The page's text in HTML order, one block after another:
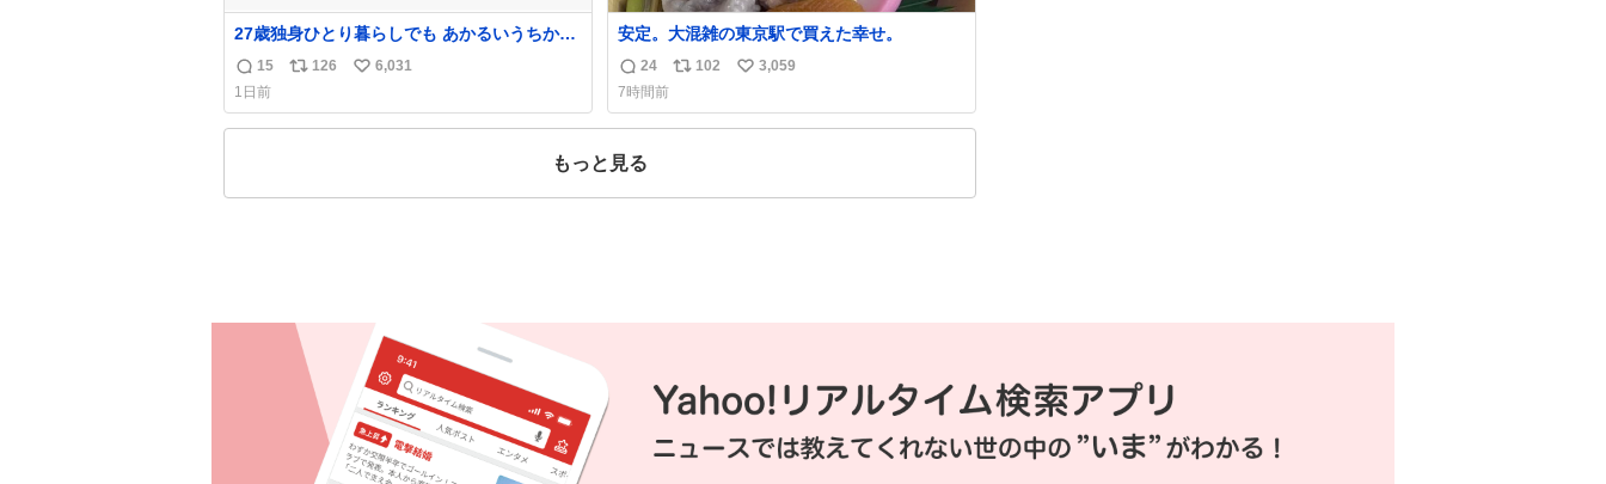
27歳独身ひとり暮らしでも あかるいうちから
呑みながらキッチンでひとり焼肉できてしあ
わせだもん՞ o̴̶̷̥ ̫ o̴̶̷̥ ՞
返
信
数
15
リ
ス
126
い
ね
6,031
1日前
安定。大混雑の東京駅で買えた幸せ。
返
信
数
24
リ
ス
102
い
ね
3,059
7時間前
もっと見る